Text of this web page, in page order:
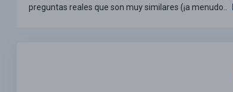
preguntas reales que son muy similares (¡a menudo..